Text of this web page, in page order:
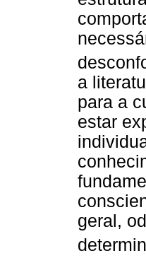
a
para a
estar
geral,